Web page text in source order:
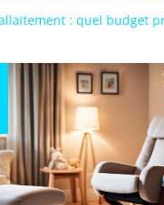
: quel budget